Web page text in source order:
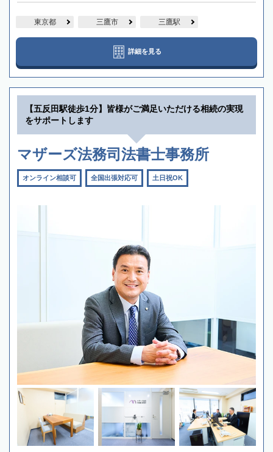
東京都 三鷹市 三鷹駅
詳細を見る
【五反田駅徒歩1分】皆様がご満足いただける相続の実現
をサポートします
マザーズ法務司法書士事務所
オンライン相談可 全国出張対応可 土日祝OK